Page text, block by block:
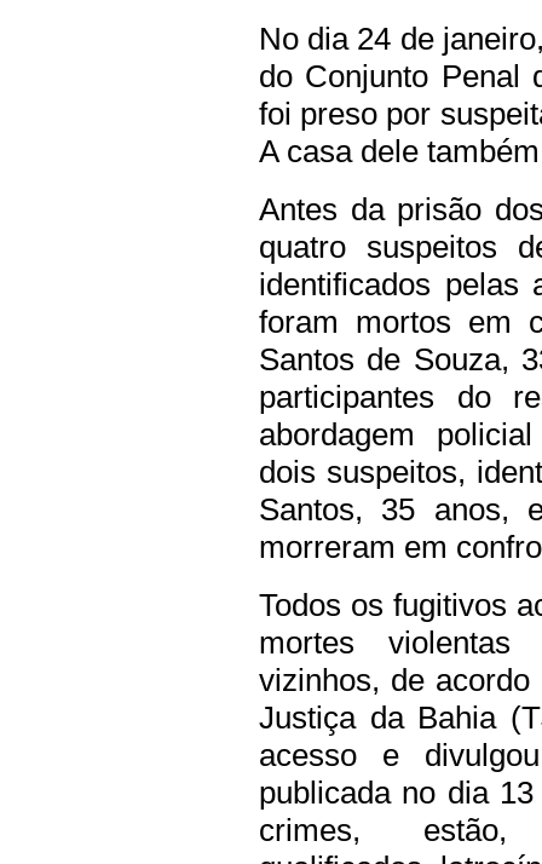
No dia 24 de
do Conjunto Penal
foi preso por
A casa dele
Antes da prisão
quatro suspeitos
identificados pelas
foram mortos em
Santos de Souza,
participantes do
abordagem
dois suspeitos,
Santos, 35 anos,
morreram em
Todos os fugitivos
mortes
vizinhos, de
Justiça da Bahia
acesso e
publicada no dia
crimes, estão,